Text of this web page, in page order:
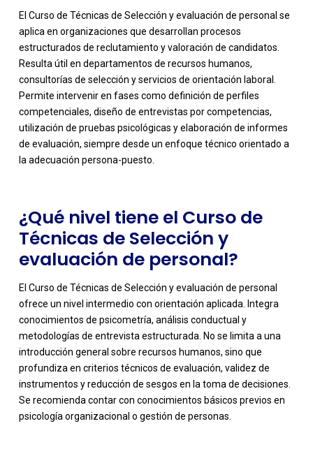
El Curso de Técnicas de Selección y evaluación de personal se
aplica en organizaciones que desarrollan procesos
estructurados de reclutamiento y valoración de candidatos.
Resulta útil en departamentos de recursos humanos,
consultorías de selección y servicios de orientación laboral.
Permite intervenir en fases como definición de perfiles
competenciales, diseño de entrevistas por competencias,
utilización de pruebas psicológicas y elaboración de informes
de evaluación, siempre desde un enfoque técnico orientado a
la adecuación persona-puesto.
-
¿Qué nivel tiene el Curso de
Técnicas de Selección y
evaluación de personal?
El Curso de Técnicas de Selección y evaluación de personal
ofrece un nivel intermedio con orientación aplicada. Integra
conocimientos de psicometría, análisis conductual y
metodologías de entrevista estructurada. No se limita a una
introducción general sobre recursos humanos, sino que
profundiza en criterios técnicos de evaluación, validez de
instrumentos y reducción de sesgos en la toma de decisiones.
Se recomienda contar con conocimientos básicos previos en
psicología organizacional o gestión de personas.
-